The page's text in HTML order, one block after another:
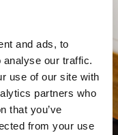
and ads, to
analyse our traffic.
use of our site with
partners who
that you’ve
from your use